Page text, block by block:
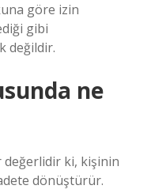
göre izin
gibi
değildir.
ne
değerlidir ki, kişinin
dönüştürür.